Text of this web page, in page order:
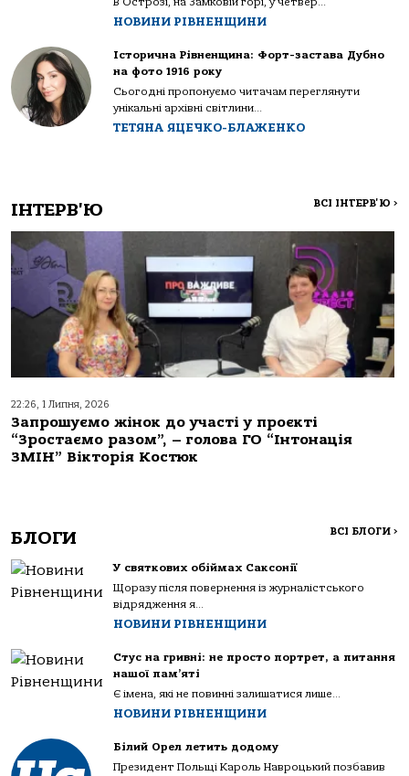
НОВИНИ РІВНЕНЩИНИ
Історична Рівненщина: Форт-застава Дубно
на фото 1916 року
Сьогодні пропонуємо читачам переглянути
унікальні архівні світлини...
ТЕТЯНА ЯЦЕЧКО-БЛАЖЕНКО
ІНТЕРВ'Ю ВСІ ІНТЕРВ'Ю >
22:26, 1 Липня, 2026
Запрошуємо жінок до участі у проєкті
“Зростаємо разом”, – голова ГО “Інтонація
ЗМІН” Вікторія Костюк
БЛОГИ ВСІ БЛОГИ >
У святкових обіймах Саксонії
Щоразу після повернення із журналістського
відрядження я...
НОВИНИ РІВНЕНЩИНИ
Стус на гривні: не просто портрет, а питання
нашої пам’яті
Є імена, які не повинні залишатися лише...
НОВИНИ РІВНЕНЩИНИ
Білий Орел летить додому
Президент Польщі Кароль Навроцький позбавив